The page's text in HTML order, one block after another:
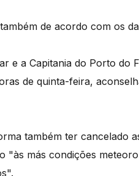
de acordo com os
e a Capitania do Porto do
de quinta-feira,
também ter cancelado
más condições